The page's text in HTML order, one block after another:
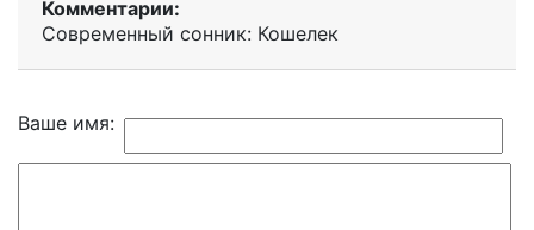
Комментарии:
Современный сонник: Кошелек
Ваше имя: